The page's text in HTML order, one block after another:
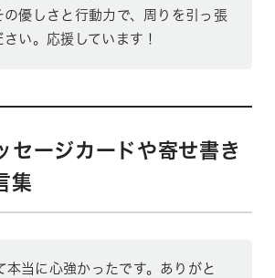
の優しさと行動力で、周りを引っ張
い。応援しています！
セージカードや寄せ書き
集
本当に心強かったです。ありがと